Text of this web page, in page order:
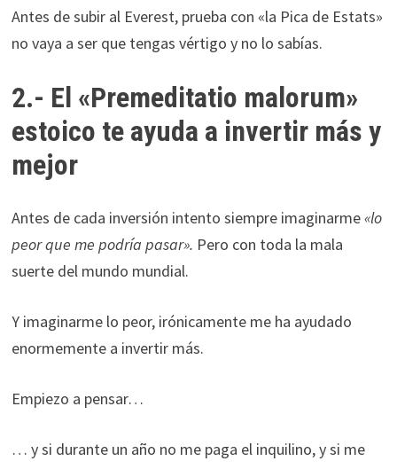
Antes de subir al Everest, prueba con «la Pica de Estats»
no vaya a ser que tengas vértigo y no lo sabías.
2.- El «Premeditatio malorum»
estoico te ayuda a invertir más y
mejor
Antes de cada inversión intento siempre imaginarme«lo
peor que me podría pasar». Pero con toda la mala
suerte del mundo mundial.
Y imaginarme lo peor, irónicamente me ha ayudado
enormemente a invertir más.
Empiezo a pensar…
… y si durante un año no me paga el inquilino, y si me